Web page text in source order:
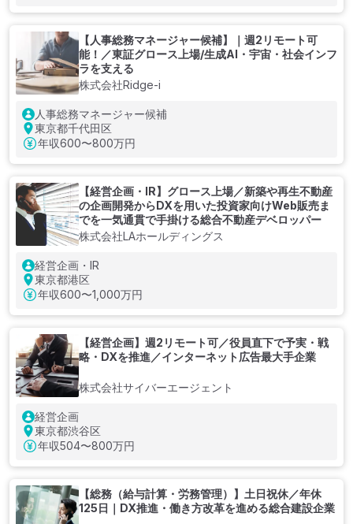
【人事総務マネージャー候補】｜週2リモート可
能！／東証グロース上場/生成AI・宇宙・社会インフ
ラを支える
株式会社Ridge-i
人事総務マネージャー候補
東京都千代田区
年収600〜800万円
【経営企画・IR】グロース上場／新築や再生不動産
の企画開発からDXを用いた投資家向けWeb販売ま
でを一気通貫で手掛ける総合不動産デベロッパー
株式会社LAホールディングス
経営企画・IR
東京都港区
年収600〜1,000万円
【経営企画】週2リモート可／役員直下で予実・戦
略・DXを推進／インターネット広告最大手企業
株式会社サイバーエージェント
経営企画
東京都渋谷区
年収504〜800万円
【総務（給与計算・労務管理）】土日祝休／年休
125日｜DX推進・働き方改革を進める総合建設企業